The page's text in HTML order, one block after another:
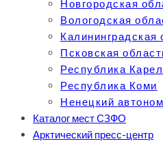
Новгородская
Вологодская
Калининградская
Псковская
Республика
Республика Коми
Ненецкий
Каталог мест СЗФО
Арктический пресс-центр